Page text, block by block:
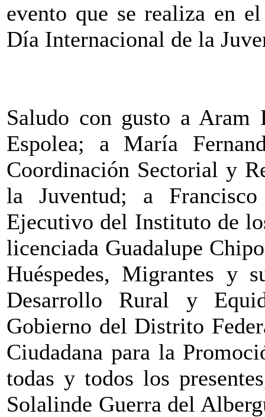
evento que se realiza en
Día Internacional de la
Saludo con gusto a Aram
Espolea; a María
Coordinación Sectorial y
la Juventud; a
Ejecutivo del Instituto de
licenciada Guadalupe
Huéspedes, Migrantes y
Desarrollo Rural y
Gobierno del Distrito
Ciudadana para la
todas y todos los
Solalinde Guerra del